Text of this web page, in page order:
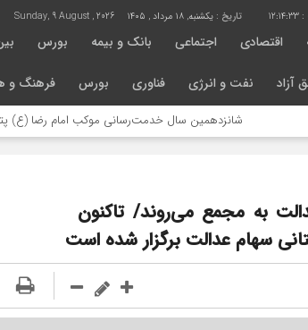
12:14:33 تاریخ : یکشنبه, ۱۸ مرداد , ۱۴۰۵ Sunday, 9 August , 2026
اقتصادی اجتماعی بانک و بیمه بورس
آزاد نفت و انرژی فناوری بورس فرهنگ و
شانزدهمین سال خدمت‌رسانی موکب امام رضا (ع) پتروشیمی
به مجمع می‌روند/ تاکنون